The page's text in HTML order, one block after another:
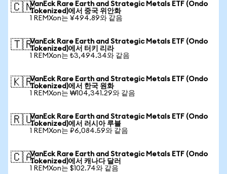
🇨🇳VanEck Rare Earth and Strategic Metals ETF (Ondo
Tokenized)에서 중국 위안화
1 REMXon는 ¥494.89와 같음
🇹🇷VanEck Rare Earth and Strategic Metals ETF (Ondo
Tokenized)에서 터키 리라
1 REMXon는 ₺3,494.34와 같음
🇰🇷VanEck Rare Earth and Strategic Metals ETF (Ondo
Tokenized)에서 한국 원화
1 REMXon는 ₩104,341.29와 같음
🇷🇺VanEck Rare Earth and Strategic Metals ETF (Ondo
Tokenized)에서 러시아 루블
1 REMXon는 ₽6,084.59와 같음
🇨🇦VanEck Rare Earth and Strategic Metals ETF (Ondo
Tokenized)에서 캐나다 달러
1 REMXon는 $102.74와 같음